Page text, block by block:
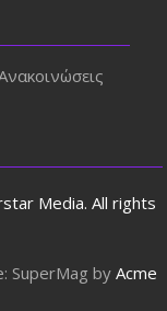
Media. All rights
SuperMag byAcme